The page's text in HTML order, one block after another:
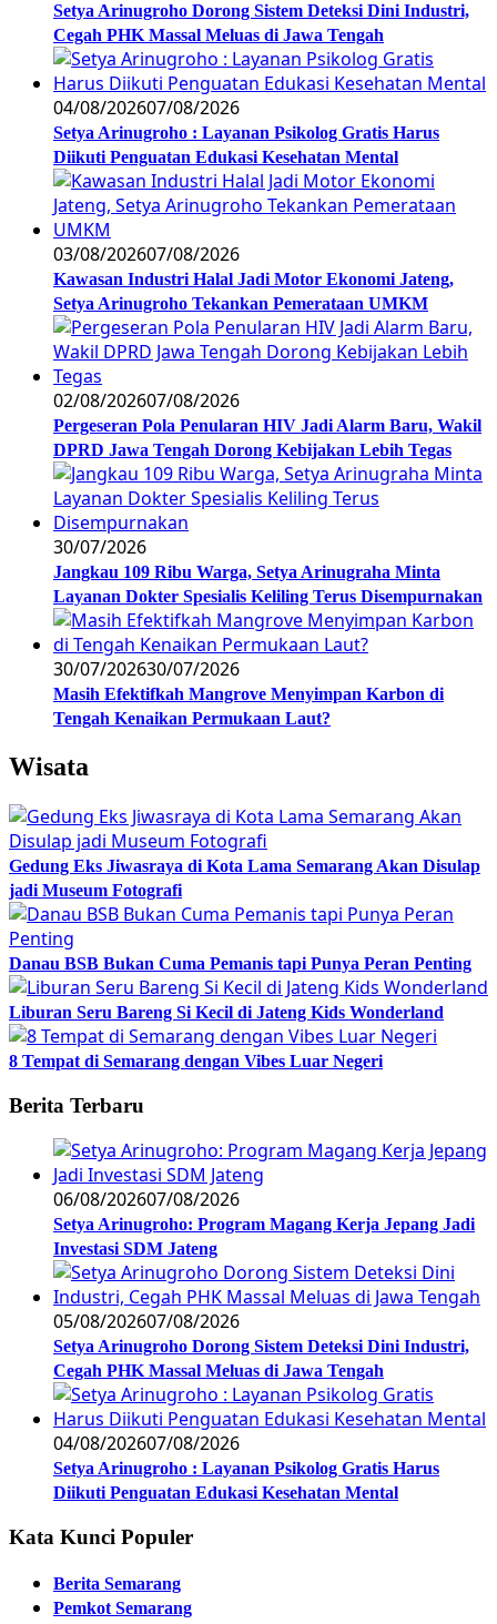
Setya Arinugroho Dorong Sistem Deteksi Dini Industri,
Cegah PHK Massal Meluas di Jawa Tengah
04/08/202607/08/2026
Setya Arinugroho : Layanan Psikolog Gratis Harus
Diikuti Penguatan Edukasi Kesehatan Mental
03/08/202607/08/2026
Kawasan Industri Halal Jadi Motor Ekonomi Jateng,
Setya Arinugroho Tekankan Pemerataan UMKM
02/08/202607/08/2026
Pergeseran Pola Penularan HIV Jadi Alarm Baru, Wakil
DPRD Jawa Tengah Dorong Kebijakan Lebih Tegas
30/07/2026
Jangkau 109 Ribu Warga, Setya Arinugraha Minta
Layanan Dokter Spesialis Keliling Terus Disempurnakan
30/07/202630/07/2026
Masih Efektifkah Mangrove Menyimpan Karbon di
Tengah Kenaikan Permukaan Laut?
Wisata
Gedung Eks Jiwasraya di Kota Lama Semarang Akan Disulap
jadi Museum Fotografi
Danau BSB Bukan Cuma Pemanis tapi Punya Peran Penting
Liburan Seru Bareng Si Kecil di Jateng Kids Wonderland
8 Tempat di Semarang dengan Vibes Luar Negeri
Berita Terbaru
06/08/202607/08/2026
Setya Arinugroho: Program Magang Kerja Jepang Jadi
Investasi SDM Jateng
05/08/202607/08/2026
Setya Arinugroho Dorong Sistem Deteksi Dini Industri,
Cegah PHK Massal Meluas di Jawa Tengah
04/08/202607/08/2026
Setya Arinugroho : Layanan Psikolog Gratis Harus
Diikuti Penguatan Edukasi Kesehatan Mental
Kata Kunci Populer
Berita Semarang
Pemkot Semarang